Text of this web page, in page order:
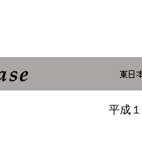
平成